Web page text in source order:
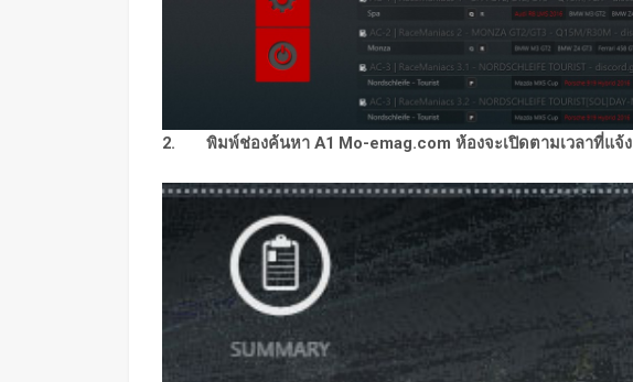
2. พิมพ์ช่องค้นหา A1 Mo-emag.com ห้องจะเปิดตามเวลาที่แจ้ง